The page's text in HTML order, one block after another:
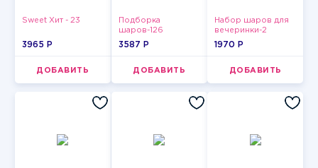
Sweet Хит - 23
3965 P
ДОБАВИТЬ
Подборка
шаров-126
3587 P
ДОБАВИТЬ
Набор шаров для
вечеринки-2
1970 P
ДОБАВИТЬ